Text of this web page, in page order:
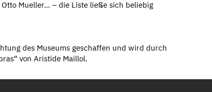
Otto Mueller… – die Liste ließe sich beliebig
des Museums geschaffen und wird durch
von Aristide Maillol.